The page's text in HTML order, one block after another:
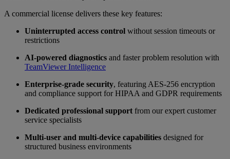
A commercial license delivers these key features:
Uninterrupted access control without session timeouts or
restrictions
AI-powered diagnostics and faster problem resolution with
TeamViewer Intelligence
Enterprise-grade security, featuring AES-256 encryption
and compliance support for HIPAA and GDPR requirements
Dedicated professional support from our expert customer
service specialists
Multi-user and multi-device capabilities designed for
structured business environments